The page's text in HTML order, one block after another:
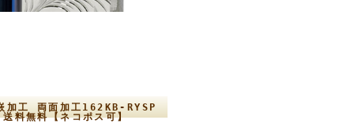
工 両面加工162KB-RYSP
料無料【ネコポス可】